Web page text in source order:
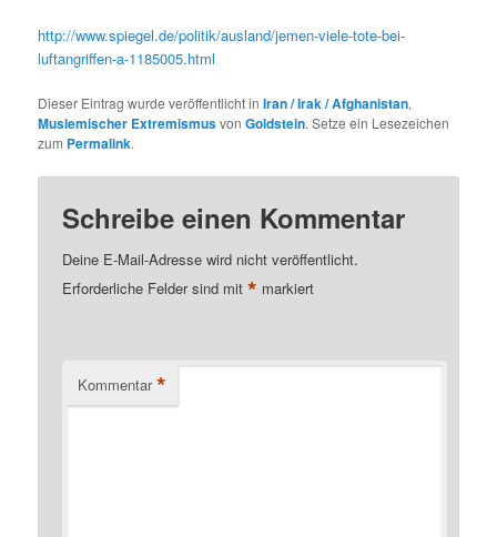
http://www.spiegel.de/politik/ausland/jemen-viele-tote-bei-
luftangriffen-a-1185005.html
Dieser Eintrag wurde veröffentlicht inIran / Irak / Afghanistan,
Muslemischer ExtremismusvonGoldstein. Setze ein Lesezeichen
zum Permalink.
Schreibe einen Kommentar
Deine E-Mail-Adresse wird nicht veröffentlicht.
Erforderliche Felder sind mit* markiert
Kommentar *